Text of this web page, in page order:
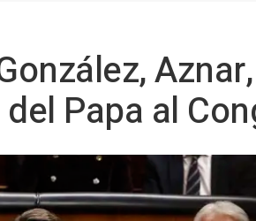
Papa al